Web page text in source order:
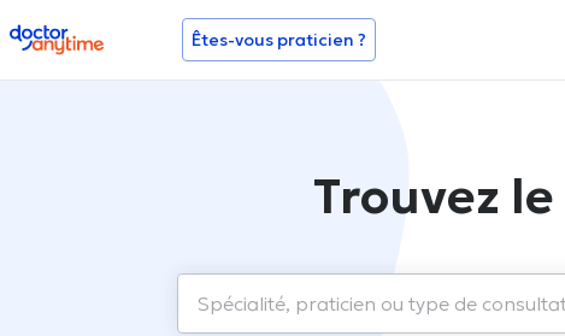
doctoranytime Êtes-vous praticien ?
Trouvez